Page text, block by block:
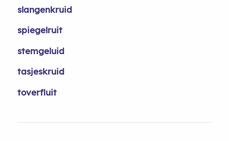
slangenkruid
spiegelruit
stemgeluid
tasjeskruid
toverfluit